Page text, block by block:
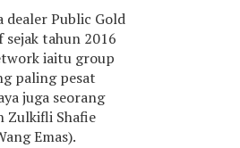
dealer Public Gold
sejak tahun 2016
iaitu group
paling pesat
juga seorang
Zulkifli Shafie
Emas).